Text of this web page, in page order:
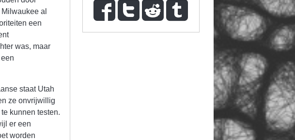
al
een
was, maar
staat Utah
ze onvrijwillig
kunnen testen.
er een
worden